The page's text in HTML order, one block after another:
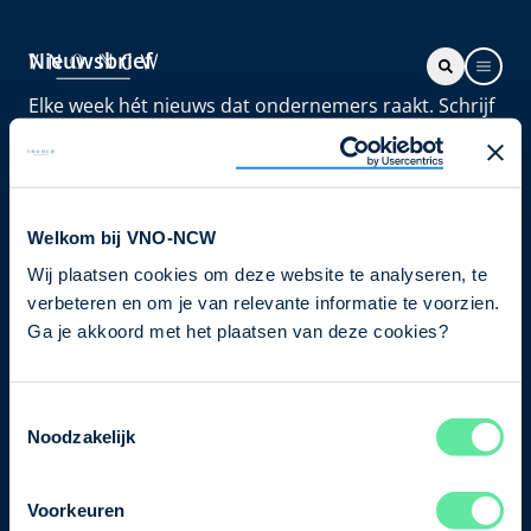
Welkom bij VNO-NCW
Wij plaatsen cookies om deze website te analyseren, te
verbeteren en om je van relevante informatie te voorzien.
Ga je akkoord met het plaatsen van deze cookies?
Noodzakelijk
Voorkeuren
Nieuwsbrief
Elke week hét nieuws dat ondernemers raakt. Schrijf
je nu in voor de VNO-NCW nieuwsbrief.
Schrijf je in
Direct naar
Ons verhaal
Bezuidenhoutseweg 12
T+31 70 349 03 49